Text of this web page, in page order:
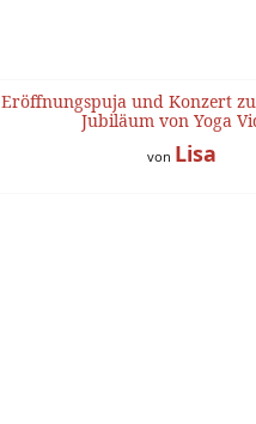
Eröffnungspuja und Konzert
Jubiläum von Yoga
von Lisa